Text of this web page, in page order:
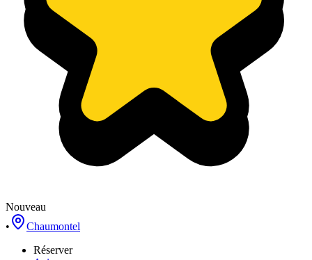
Nouveau
•
Chaumontel
Réserver